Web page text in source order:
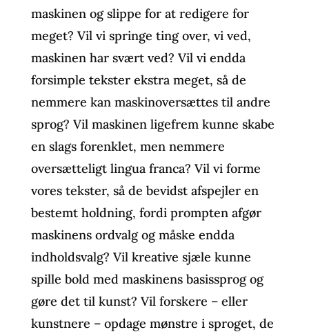
maskinen og slippe for at redigere for
meget? Vil vi springe ting over, vi ved,
maskinen har svært ved? Vil vi endda
forsimple tekster ekstra meget, så de
nemmere kan maskinoversættes til andre
sprog? Vil maskinen ligefrem kunne skabe
en slags forenklet, men nemmere
oversætteligt lingua franca? Vil vi forme
vores tekster, så de bevidst afspejler en
bestemt holdning, fordi prompten afgør
maskinens ordvalg og måske endda
indholdsvalg? Vil kreative sjæle kunne
spille bold med maskinens basissprog og
gøre det til kunst? Vil forskere – eller
kunstnere – opdage mønstre i sproget, de